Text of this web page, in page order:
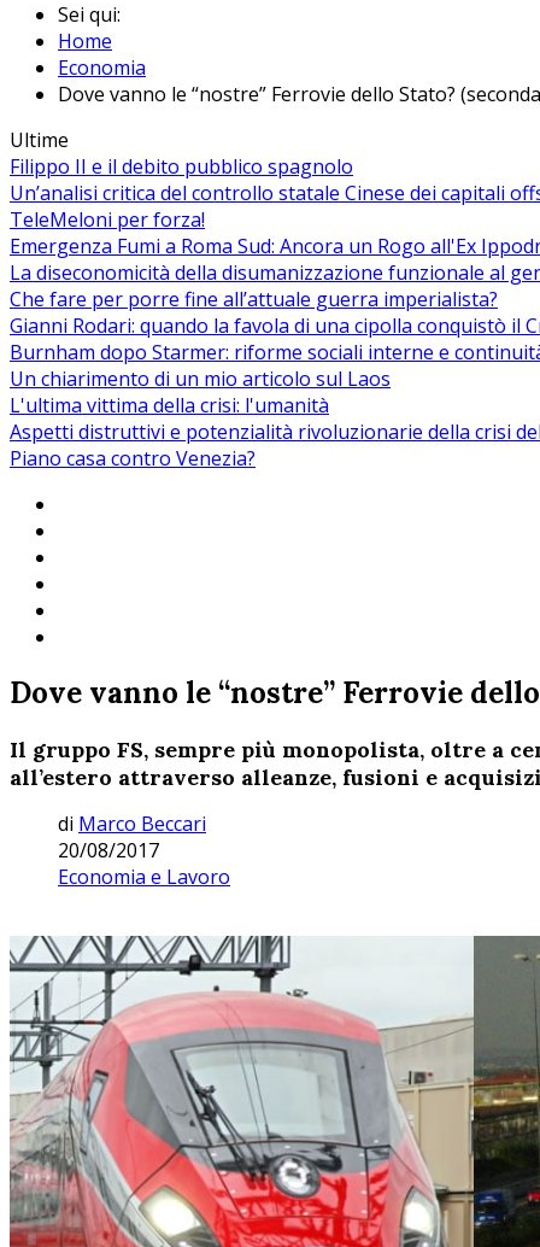
Sei qui:
Home
Economia
Dove vanno le “nostre” Ferrovie dello Stato?
Ultime
Filippo II e il debito pubblico spagnolo
Un’analisi critica del controllo statale Cinese dei capitali
TeleMeloni per forza!
Emergenza Fumi a Roma Sud: Ancora un Rogo all'Ex
La diseconomicità della disumanizzazione funzionale al
Che fare per porre fine all’attuale guerra imperialista?
Gianni Rodari: quando la favola di una cipolla conquistò il
Burnham dopo Starmer: riforme sociali interne e
Un chiarimento di un mio articolo sul Laos
L'ultima vittima della crisi: l'umanità
Aspetti distruttivi e potenzialità rivoluzionarie della crisi
Piano casa contro Venezia?
Dove vanno le “nostre” Ferrovie
Il gruppo FS, sempre più monopolista, oltre a
all’estero attraverso alleanze, fusioni e
di Marco Beccari
20/08/2017
Economia e Lavoro